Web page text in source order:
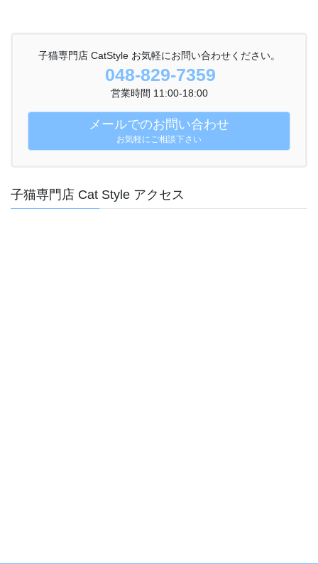
子猫専門店 CatStyle お気軽にお問い合わせください。
048-829-7359
営業時間 11:00-18:00
メールでのお問い合わせ
お気軽にご相談下さい
子猫専門店 Cat Style アクセス